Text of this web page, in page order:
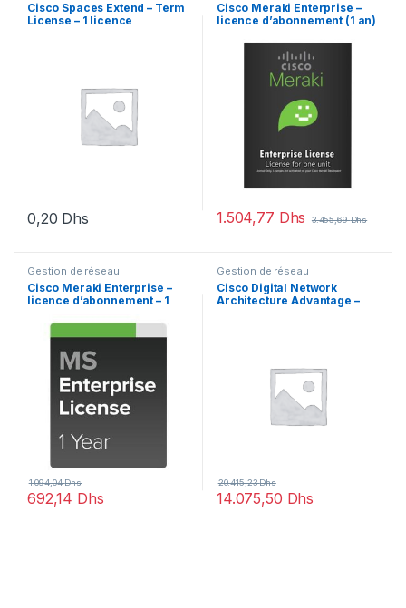
Cisco Spaces Extend – Term
License – 1 licence
0,20 Dhs
Cisco Meraki Enterprise –
licence d’abonnement (1 an)
1 switch
1.504,77 Dhs 3.455,69Dhs
Gestion de réseau
Cisco Meraki Enterprise –
licence d’abonnement – 1
692,14 Dhs
1.094,04Dhs
Gestion de réseau
Cisco Digital Network
Architecture Advantage –
14.075,50 Dhs
20.415,23Dhs